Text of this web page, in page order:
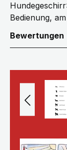
Bedienung,
Bewertungen